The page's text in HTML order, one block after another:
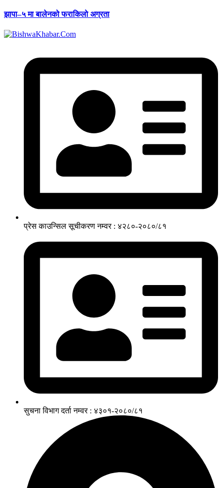
झापा–५ मा बालेनको फराकिलो अग्रता
प्रेस काउन्सिल सूचीकरण नम्वर : ४२८०-२०८०/८१
सुचना विभाग दर्ता नम्वर : ४३०१-२०८०/८१